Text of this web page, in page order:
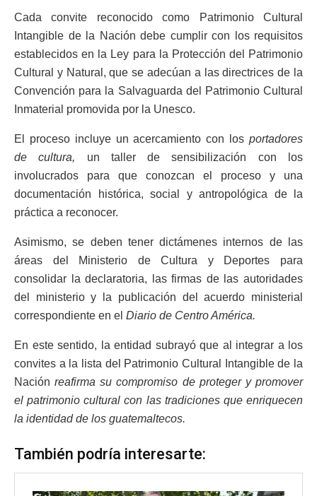
Cada convite reconocido como Patrimonio Cultural
Intangible de la Nación debe cumplir con los requisitos
establecidos en la Ley para la Protección del Patrimonio
Cultural y Natural, que se adecúan a las directrices de la
Convención para la Salvaguarda del Patrimonio Cultural
Inmaterial promovida por la Unesco.
El proceso incluye un acercamiento con los portadores
de cultura, un taller de sensibilización con los
involucrados para que conozcan el proceso y una
documentación histórica, social y antropológica de la
práctica a reconocer.
Asimismo, se deben tener dictámenes internos de las
áreas del Ministerio de Cultura y Deportes para
consolidar la declaratoria, las firmas de las autoridades
del ministerio y la publicación del acuerdo ministerial
correspondiente en el Diario de Centro América.
En este sentido, la entidad subrayó que al integrar a los
convites a la lista del Patrimonio Cultural Intangible de la
Naciónreafirma su compromiso de proteger y promover
el patrimonio cultural con las tradiciones que enriquecen
la identidad de los guatemaltecos.
También podría interesarte: